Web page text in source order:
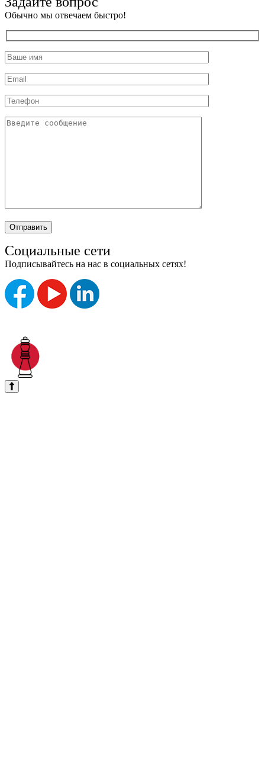
Обычно мы отвечаем быстро!
Социальные сети
Подписывайтесь на нас в социальных сетях!